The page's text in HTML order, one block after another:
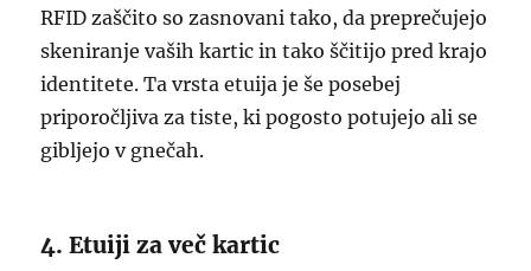
RFID zaščito so zasnovani tako, da preprečujejo
skeniranje vaših kartic in tako ščitijo pred krajo
identitete. Ta vrsta etuija je še posebej
priporočljiva za tiste, ki pogosto potujejo ali se
gibljejo v gnečah.
4. Etuiji za več kartic